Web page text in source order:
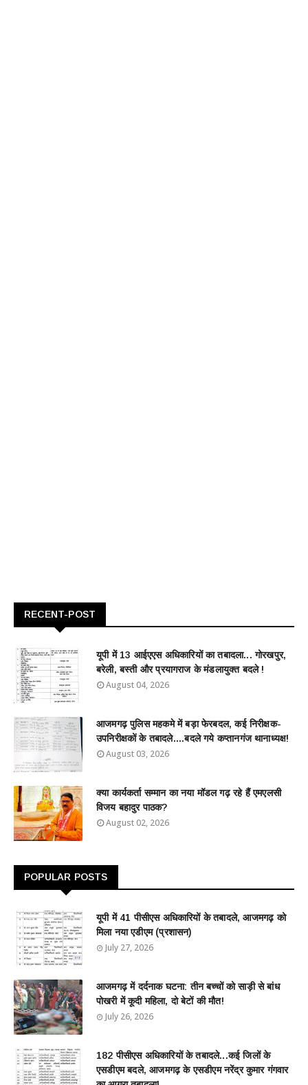
RECENT-POST
यूपी में 13 आईएएस अधिकारियों का तबादला... गोरखपुर,
बरेली, बस्ती और प्रयागराज के मंडलायुक्त बदले !
August 04, 2026
आजमगढ़ पुलिस महकमे में बड़ा फेरबदल, कई निरीक्षक-
उपनिरीक्षकों के तबादले....बदले गये कप्तानगंज थानाध्यक्ष!
August 03, 2026
क्या कार्यकर्ता सम्मान का नया मॉडल गढ़ रहे हैं एमएलसी
विजय बहादुर पाठक?
August 02, 2026
POPULAR POSTS
यूपी में 41 पीसीएस अधिकारियों के तबादले, आजमगढ़ को
मिला नया एडीएम (प्रशासन)
July 27, 2026
आजमगढ़ में दर्दनाक घटना: तीन बच्चों को साड़ी से बांध
पोखरी में कूदी महिला, दो बेटों की मौत!
July 26, 2026
182 पीसीएस अधिकारियों के तबादले...कई जिलों के
एसडीएम बदले, आजमगढ़ के एसडीएम नरेंद्र कुमार गंगवार